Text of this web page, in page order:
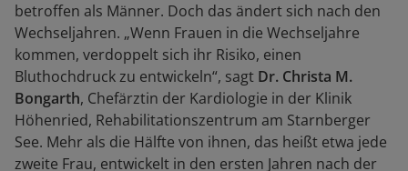
betroffen als Männer. Doch das ändert sich nach den
Wechseljahren. „Wenn Frauen in die Wechseljahre
kommen, verdoppelt sich ihr Risiko, einen
Bluthochdruck zu entwickeln“, sagt Dr. Christa M.
Bongarth, Chefärztin der Kardiologie in der Klinik
Höhenried, Rehabilitationszentrum am Starnberger
See. Mehr als die Hälfte von ihnen, das heißt etwa jede
zweite Frau, entwickelt in den ersten Jahren nach der